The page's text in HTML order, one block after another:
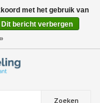
Zoeken
met het gebruik van
Dit bericht verbergen